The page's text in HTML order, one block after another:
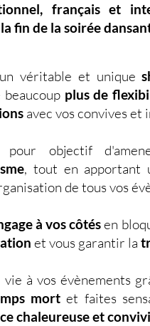
, français et
fin de la soirée
véritable et unique
plus de
avec vos convives et
objectif
, tout en apportant
de tous vos
à vos côtésen
et vous garantir la
vie à vos évènements
mort et faites
chaleureuse et